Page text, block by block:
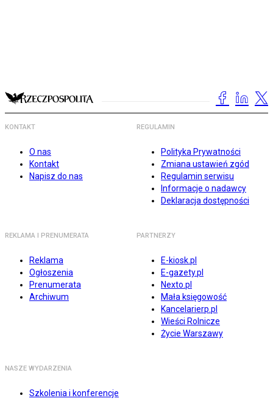
KONTAKT
O nas
Kontakt
Napisz do nas
REGULAMIN
Polityka Prywatności
Zmiana ustawień zgód
Regulamin serwisu
Informacje o nadawcy
Deklaracja dostępności
REKLAMA I PRENUMERATA
Reklama
Ogłoszenia
Prenumerata
Archiwum
PARTNERZY
E-kiosk.pl
E-gazety.pl
Nexto.pl
Mała księgowość
Kancelarierp.pl
Wieści Rolnicze
Życie Warszawy
NASZE WYDARZENIA
Szkolenia i konferencje